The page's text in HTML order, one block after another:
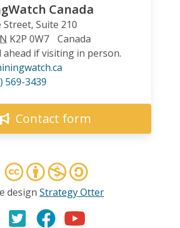
Canada
Street, Suite 210
K2P 0W7
Canada
ahead if visiting in person.
569-3439
Contact form
design Strategy Otter